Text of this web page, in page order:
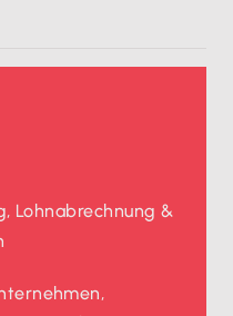
Lohnabrechnung &